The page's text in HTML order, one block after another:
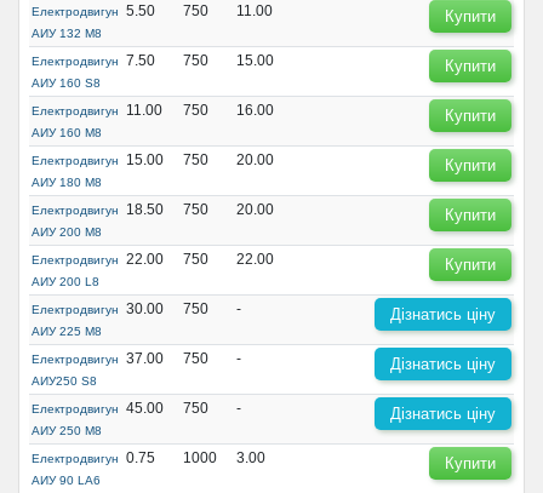
Електродвигун
АИУ 132 М8
5.50 750 11.00 Купити
Електродвигун
АИУ 160 S8
7.50 750 15.00 Купити
Електродвигун
АИУ 160 М8
11.00 750 16.00 Купити
Електродвигун
АИУ 180 М8
15.00 750 20.00 Купити
Електродвигун
АИУ 200 М8
18.50 750 20.00 Купити
Електродвигун
АИУ 200 L8
22.00 750 22.00 Купити
Електродвигун
АИУ 225 М8
30.00 750 - Дізнатись ціну
Електродвигун
АИУ250 S8
37.00 750 - Дізнатись ціну
Електродвигун
АИУ 250 М8
45.00 750 - Дізнатись ціну
Електродвигун
АИУ 90 LA6
0.75 1000 3.00 Купити